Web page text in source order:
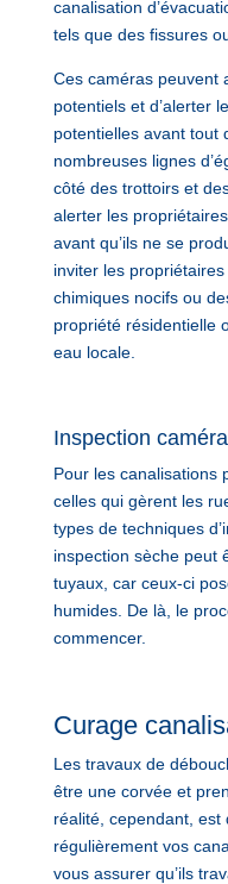
canalisation
tels que des fissures
Ces caméras peuvent
potentiels et d’alerter
potentielles avant tout
nombreuses lignes
côté des trottoirs et
alerter les
avant qu’ils ne se
inviter les
chimiques nocifs ou
propriété résidentielle
eau locale.
Inspection
Pour les canalisations
celles qui gèrent les
types de techniques
inspection sèche peut
tuyaux, car ceux-ci
humides. De là, le
commencer.
Curage
Les travaux de
être une corvée et
réalité, cependant,
régulièrement vos
vous assurer qu’ils